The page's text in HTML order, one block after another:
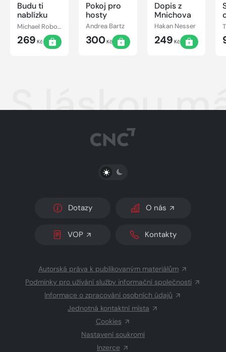
Budu ti
nablízku
Michael Robotham
269 Kč
Pokoj pro
hosty
Andrea Bartz
300Kč
Dopis z
Mnichova
Hakan Nesser
249 Kč
S láskou
PŘEPNOUT SVĚTLÝ/TMAVÝ REŽIM
Dotazy O nás
VOP Kontakty
Autorská práva k publikovaným materiálům
Podmínky pro užívání služby informační společnosti
Informace o zpracování osobních údajů
Jednotná kontaktní místa
Cookies
Nastavení soukromí
Inzerce